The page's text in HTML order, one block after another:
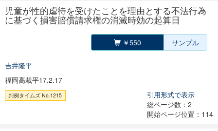
児童が性的虐待を受けたことを理由とする不法行為
に基づく損害賠償請求権の消滅時効の起算日
￥550 サンプル
吉井隆平
福岡高裁平17.2.17
判例タイムズ No.1215
引用形式で表示
総ページ数：2
開始ページ位置：114